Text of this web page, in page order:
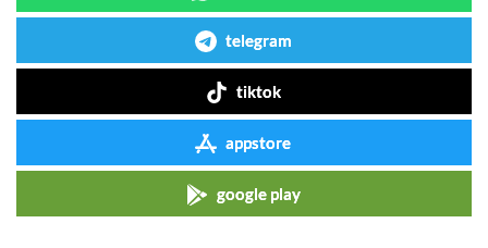
telegram
tiktok
appstore
google play